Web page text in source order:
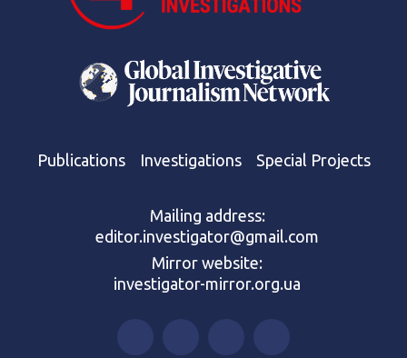
Publications Investigations Special Projects
Mailing address:
editor.investigator@gmail.com
Mirror website:
investigator-mirror.org.ua